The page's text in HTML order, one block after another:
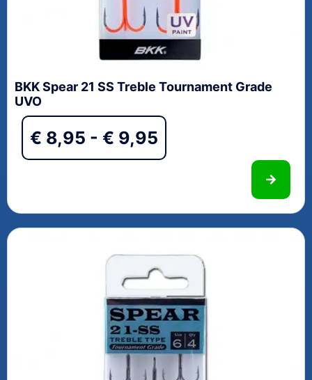
BKK Spear 21 SS Treble Tournament Grade
UVO
€ 8,95 - € 9,95